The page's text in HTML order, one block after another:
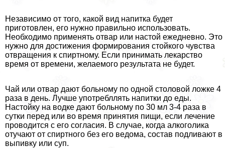
Независимо от того, какой вид напитка будет
приготовлен, его нужно правильно использовать.
Необходимо применять отвар или настой ежедневно. Это
нужно для достижения формирования стойкого чувства
отвращения к спиртному. Если принимать лекарство
время от времени, желаемого результата не будет.
Чай или отвар дают больному по одной столовой ложке 4
раза в день. Лучше употрeбллять напитки до еды.
Настойку на водке дают больному по 30 мл 3-4 раза в
сутки перед или во время принятия пищи, если лечение
проводится с его согласия. В случае, когда алкоголика
отучают от спиртного без его ведома, состав подливают в
выпивку или суп.